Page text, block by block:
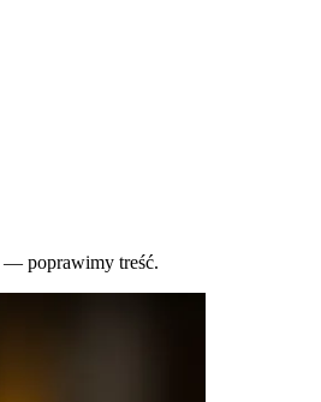
— poprawimy treść.